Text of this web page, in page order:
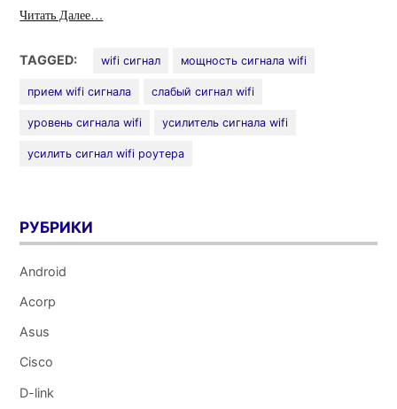
Читать Далее…
TAGGED: wifi сигнал мощность сигнала wifi
прием wifi сигнала слабый сигнал wifi
уровень сигнала wifi усилитель сигнала wifi
усилить сигнал wifi роутера
РУБРИКИ
Android
Acorp
Asus
Cisco
D-link